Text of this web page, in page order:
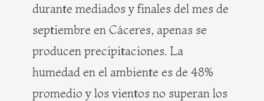
durante mediados y finales del mes de
septiembre en Cáceres, apenas se
producen precipitaciones. La
humedad en el ambiente es de 48%
promedio y los vientos no superan los